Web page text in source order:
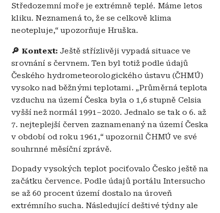
Středozemní moře je extrémně teplé. Máme letos
kliku. Neznamená to, že se celkově klima
neotepluje,“ upozorňuje Hruška.
🔎 Kontext: Ještě střízlivěji vypadá situace ve
srovnání s červnem. Ten byl totiž podle údajů
Českého hydrometeorologického ústavu (ČHMÚ)
vysoko nad běžnými teplotami. „Průměrná teplota
vzduchu na území Česka byla o 1,6 stupně Celsia
vyšší než normál 1991–2020. Jednalo se tak o 6. až
7. nejteplejší červen zaznamenaný na území Česka
v období od roku 1961,“ upozornil ČHMÚ ve své
souhrnné měsíční zprávě.
Dopady vysokých teplot pociťovalo Česko ještě na
začátku července. Podle údajů portálu Intersucho
se až 60 procent území dostalo na úroveň
extrémního sucha. Následující deštivé týdny ale